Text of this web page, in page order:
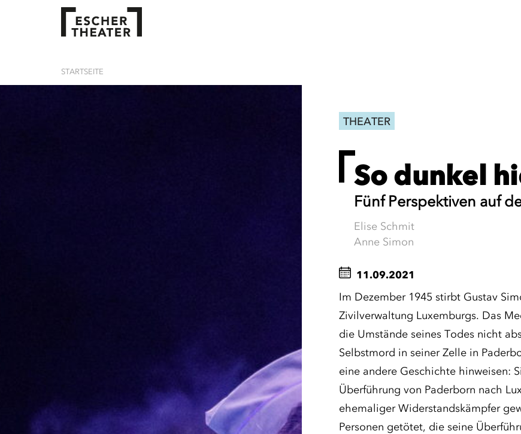
STARTSEITE
THEATER
So dunkel
Fünf Perspektiven auf
Elise Schmit
Anne Simon
11.09.2021
Im Dezember 1945 stirbt Gustav
Zivilverwaltung Luxemburgs. Das
die Umstände seines Todes nicht
Selbstmord in seiner Zelle in
eine andere Geschichte hinweisen:
Überführung von Paderborn nach
ehemaliger Widerstandskämpfer
Personen getötet, die seine